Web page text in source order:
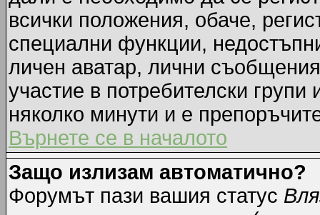
всички положения, обаче,
специални функции,
личен аватар, лични
участие в потребителски
няколко минути и е
Върнете се в началото
Защо излизам автоматично?
Форумът пази вашия статус